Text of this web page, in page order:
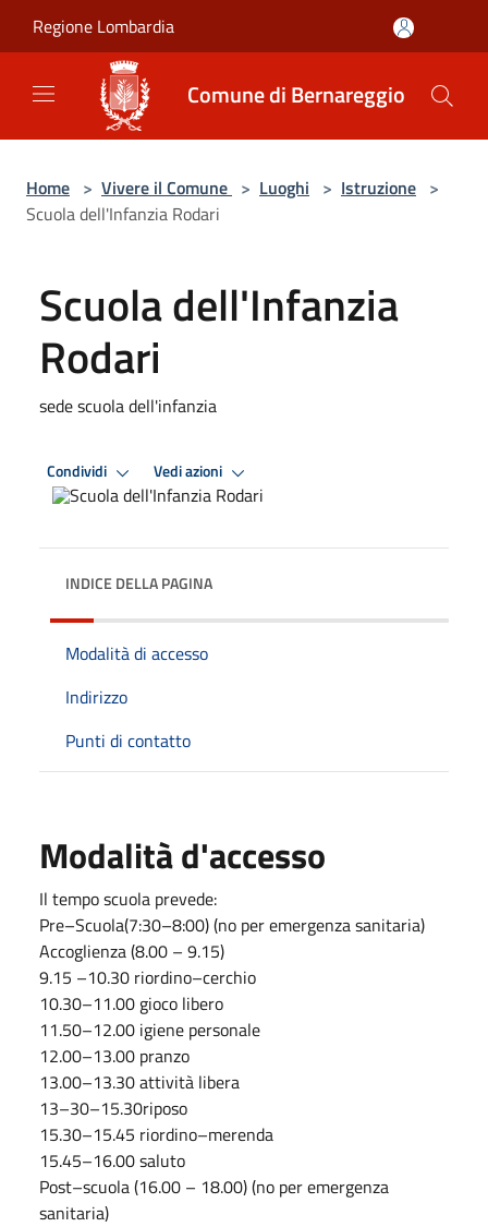
Regione Lombardia
Comune di Bernareggio
Home > Vivere il Comune > Luoghi > Istruzione >
Scuola dell'Infanzia Rodari
Scuola dell'Infanzia
Rodari
sede scuola dell'infanzia
Condividi Vedi azioni
INDICE DELLA PAGINA
Modalità di accesso
Indirizzo
Punti di contatto
Modalità d'accesso
Il tempo scuola prevede:
Pre–Scuola(7:30–8:00) (no per emergenza sanitaria)
Accoglienza (8.00 – 9.15)
9.15 –10.30 riordino–cerchio
10.30–11.00 gioco libero
11.50–12.00 igiene personale
12.00–13.00 pranzo
13.00–13.30 attività libera
13–30–15.30riposo
15.30–15.45 riordino–merenda
15.45–16.00 saluto
Post–scuola (16.00 – 18.00) (no per emergenza
sanitaria)